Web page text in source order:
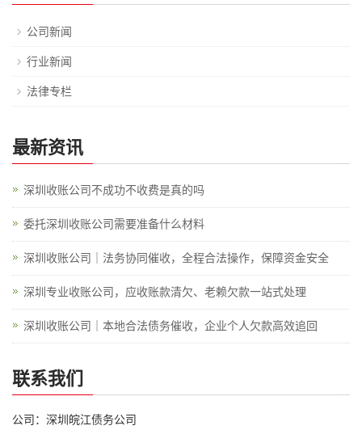
公司新闻
行业新闻
法律专栏
最新资讯
深圳收账公司不成功不收费是真的吗
委托深圳收账公司需要准备什么材料
深圳收账公司｜法务协同催收，全程合法操作，保障资金安全
深圳专业收账公司，应收账款清欠、老赖欠款一站式处理
深圳收账公司｜本地合法债务催收，企业个人欠款高效追回
联系我们
公司：深圳皖江债务公司